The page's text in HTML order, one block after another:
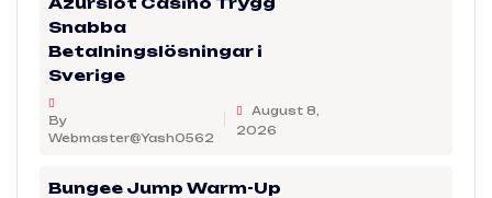
Snabba
Betalningslösningar i
Sverige
By
Webmaster@Yash0562
August 8,
2026
Bungee Jump Warm-Up